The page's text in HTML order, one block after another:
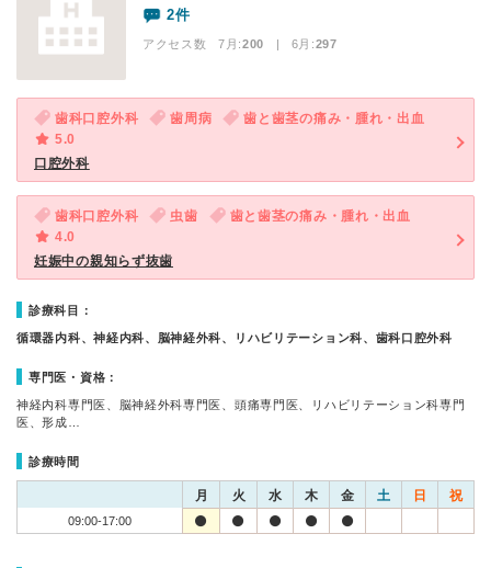
2件
アクセス数 7月:200 | 6月:297
歯科口腔外科 歯周病
歯と歯茎の痛み・腫れ・出血
5.0
口腔外科
歯科口腔外科 虫歯
歯と歯茎の痛み・腫れ・出血
4.0
妊娠中の親知らず抜歯
診療科目：
循環器内科、神経内科、脳神経外科、リハビリテーション科、歯科口腔外科
専門医・資格：
神経内科専門医、脳神経外科専門医、頭痛専門医、リハビリテーション科専門
医、形成…
診療時間
月 火 水 木 金 土 日 祝
09:00-17:00